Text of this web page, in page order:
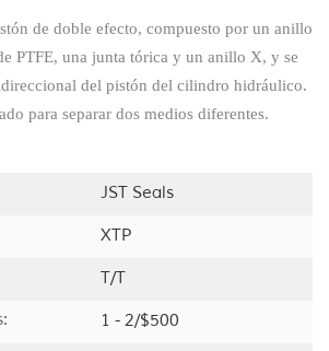
de doble efecto, compuesto por un anillo
PTFE, una junta tórica y un anillo X, y se
del pistón del cilindro hidráulico.
para separar dos medios diferentes.
JST Seals
XTP
T/T
1 - 2/$500